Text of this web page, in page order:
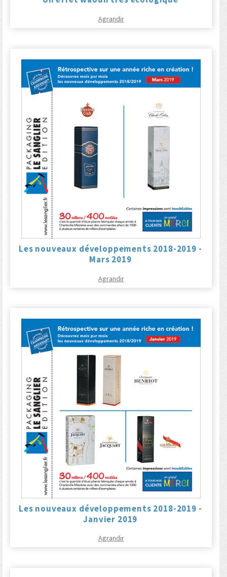
Agrandir
Les nouveaux développements 2018-2019 -
Mars 2019
Agrandir
Les nouveaux développements 2018-2019 -
Janvier 2019
Agrandir